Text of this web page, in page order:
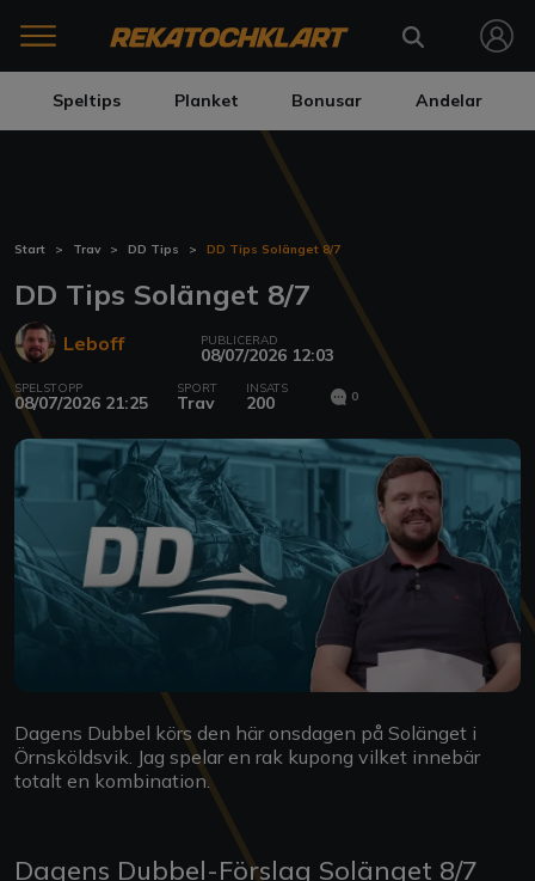
Speltips Planket Bonusar Andelar
Start Trav DD Tips DD Tips Solänget 8/7
DD Tips Solänget 8/7
Leboff PUBLICERAD
08/07/2026 12:03
SPELSTOPP
08/07/2026 21:25
SPORT
Trav
INSATS
200 0
Dagens Dubbel körs den här onsdagen på Solänget i
Örnsköldsvik. Jag spelar en rak kupong vilket innebär
totalt en kombination.
Dagens Dubbel-Förslag Solänget 8/7